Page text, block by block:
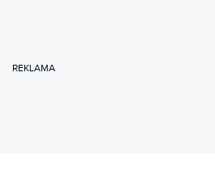
REKLAMA